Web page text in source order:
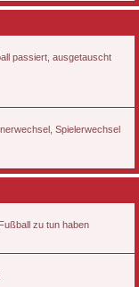
passiert, ausgetauscht
Spielerwechsel
zu tun haben